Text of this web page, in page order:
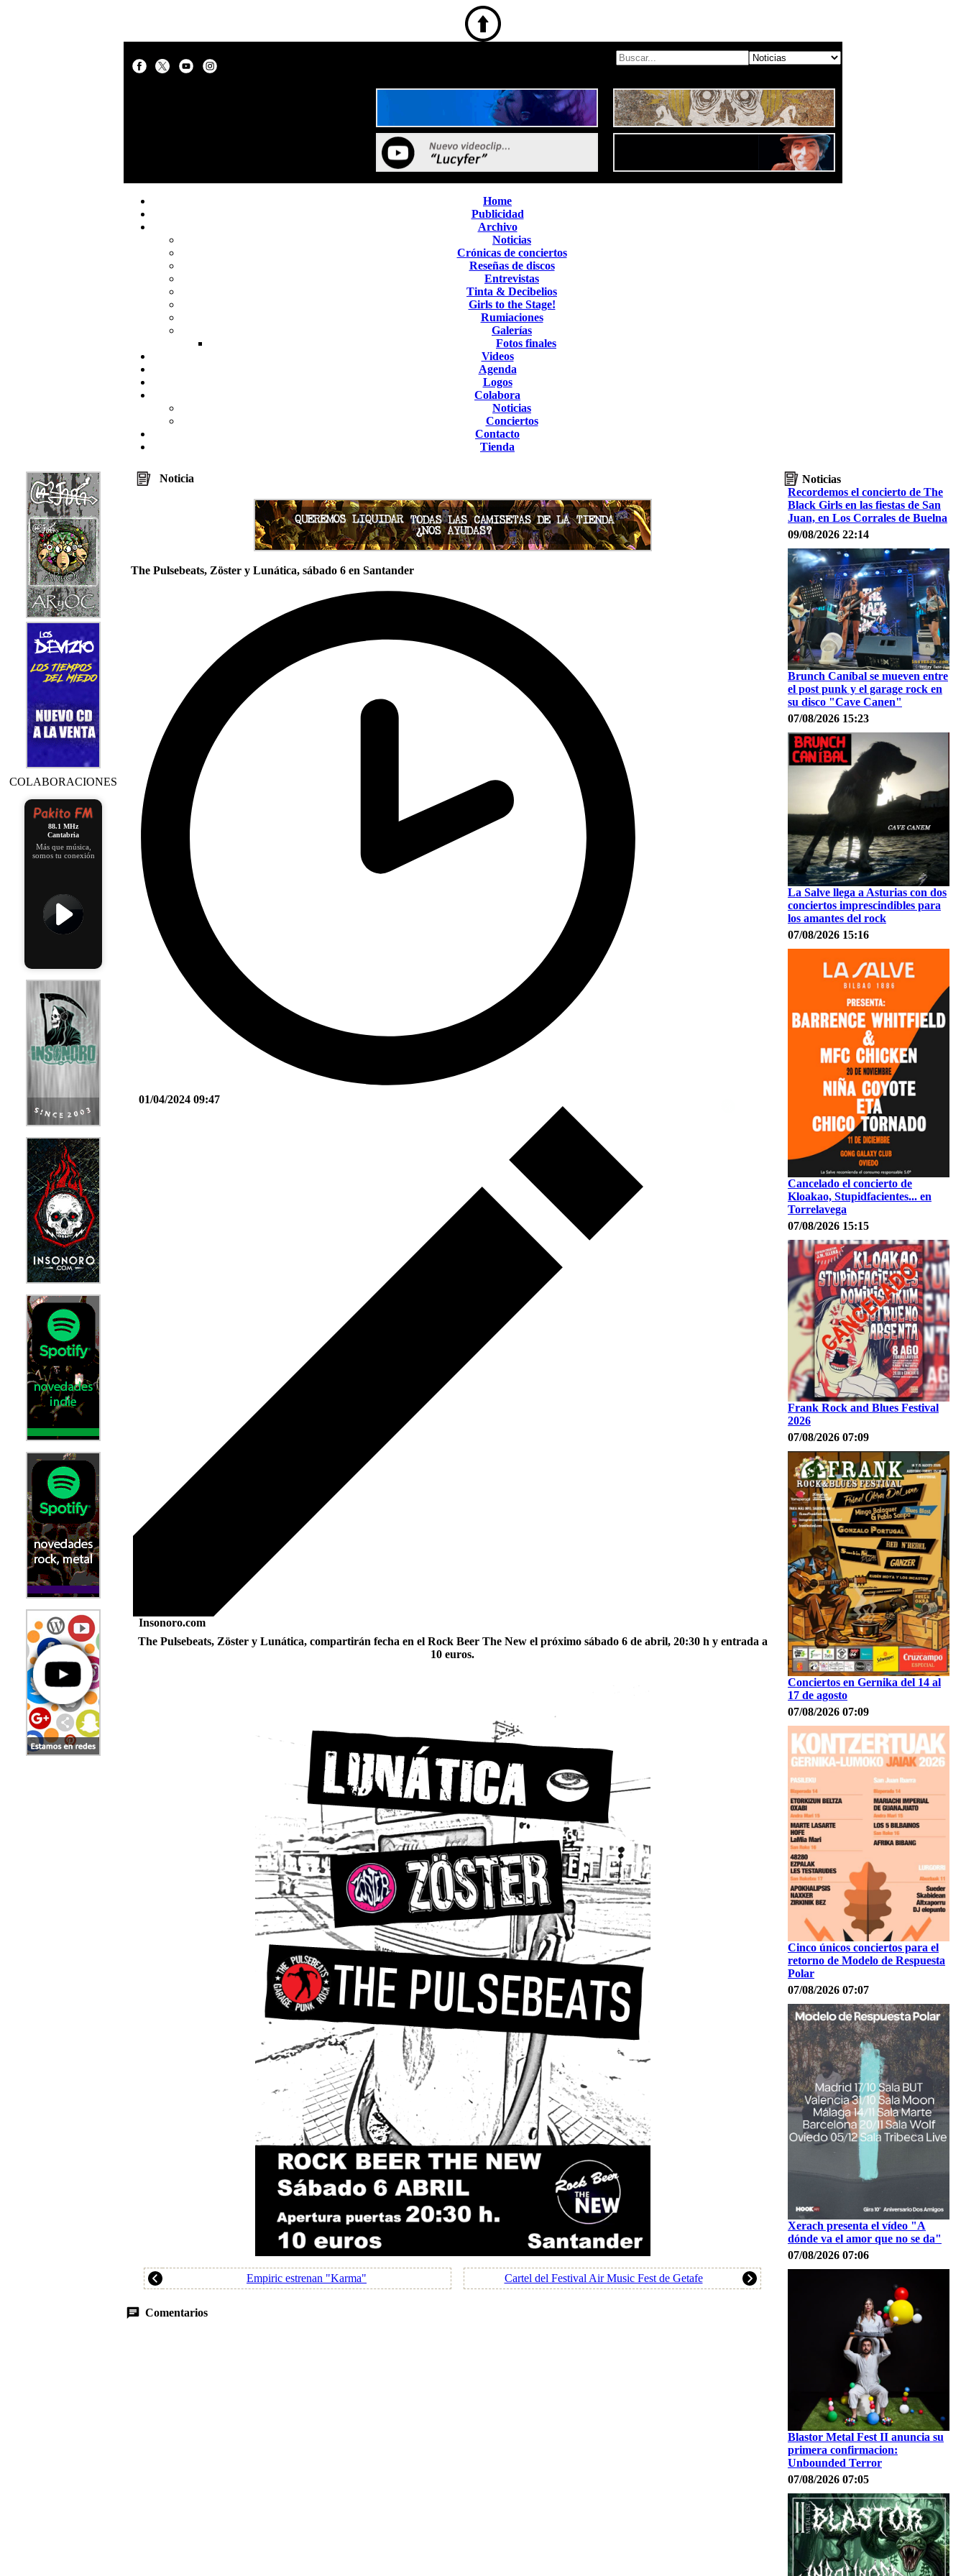
Home
Publicidad
Archivo
Noticias
Crónicas de conciertos
Reseñas de discos
Entrevistas
Tinta & Decibelios
Girls to the Stage!
Rumiaciones
Galerías
Fotos finales
Videos
Agenda
Logos
Colabora
Noticias
Conciertos
Contacto
Tienda
COLABORACIONES
88.1 MHz
Cantabria
Más que música,
somos tu conexión
Noticia
The Pulsebeats, Zöster y Lunática, sábado 6 en Santander
01/04/2024 09:47
Insonoro.com
The Pulsebeats, Zöster y Lunática, compartirán fecha en el Rock Beer The New el próximo sábado 6 de abril, 20:30 h y entrada a
10 euros.
Empiric estrenan "Karma" Cartel del Festival Air Music Fest de Getafe
Comentarios
Noticias
Recordemos el concierto de The
Black Girls en las fiestas de San
Juan, en Los Corrales de Buelna
09/08/2026 22:14
Brunch Caníbal se mueven entre
el post punk y el garage rock en
su disco "Cave Canen"
07/08/2026 15:23
La Salve llega a Asturias con dos
conciertos imprescindibles para
los amantes del rock
07/08/2026 15:16
Cancelado el concierto de
Kloakao, Stupidfacientes... en
Torrelavega
07/08/2026 15:15
Frank Rock and Blues Festival
2026
07/08/2026 07:09
Conciertos en Gernika del 14 al
17 de agosto
07/08/2026 07:09
Cinco únicos conciertos para el
retorno de Modelo de Respuesta
Polar
07/08/2026 07:07
Xerach presenta el vídeo "A
dónde va el amor que no se da"
07/08/2026 07:06
Blastor Metal Fest II anuncia su
primera confirmacion:
Unbounded Terror
07/08/2026 07:05